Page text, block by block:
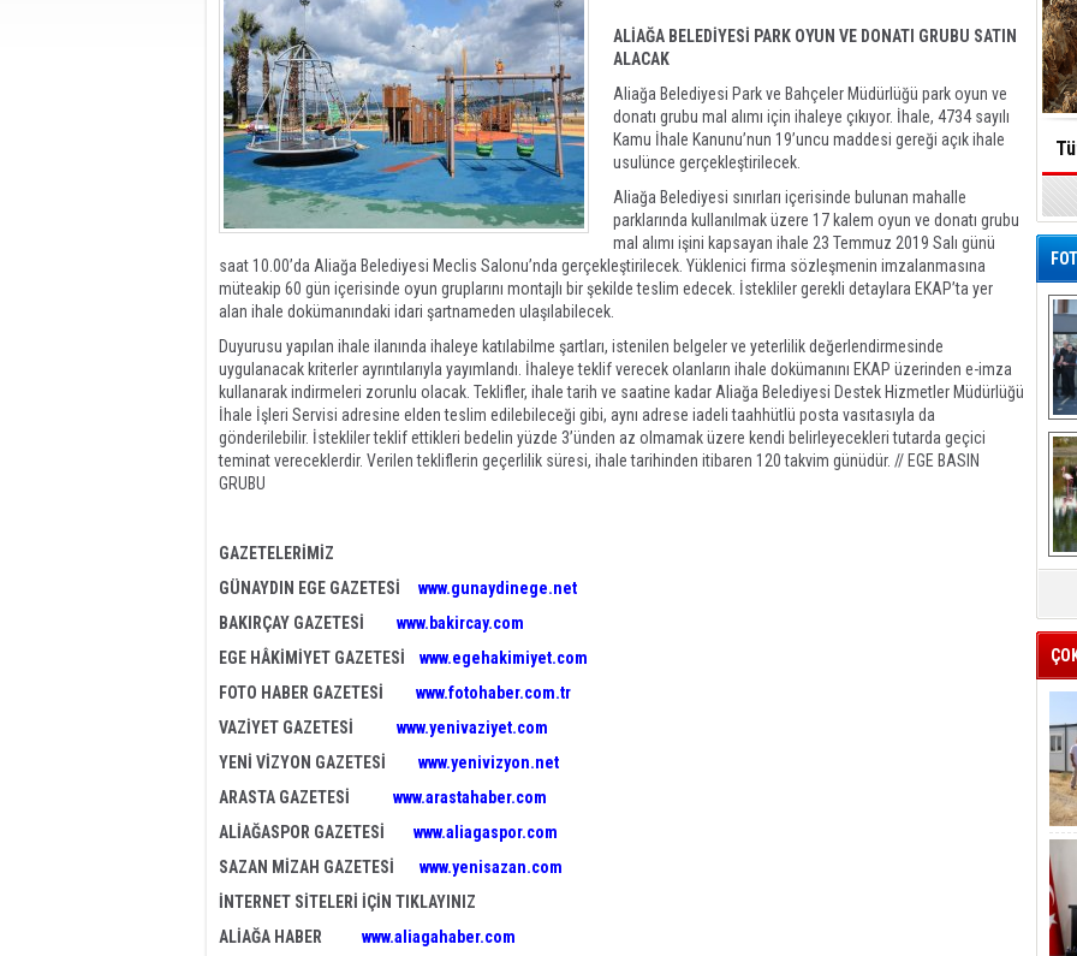
ALİAĞA BELEDİYESİ PARK OYUN VE DONATI GRUBU SATIN
ALACAK
Aliağa Belediyesi Park ve Bahçeler Müdürlüğü park oyun ve
donatı grubu mal alımı için ihaleye çıkıyor. İhale, 4734 sayılı
Kamu İhale Kanunu’nun 19’uncu maddesi gereği açık ihale
usulünce gerçekleştirilecek.
Aliağa Belediyesi sınırları içerisinde bulunan mahalle
parklarında kullanılmak üzere 17 kalem oyun ve donatı grubu
mal alımı işini kapsayan ihale 23 Temmuz 2019 Salı günü
saat 10.00’da Aliağa Belediyesi Meclis Salonu’nda gerçekleştirilecek. Yüklenici firma sözleşmenin imzalanmasına
müteakip 60 gün içerisinde oyun gruplarını montajlı bir şekilde teslim edecek. İstekliler gerekli detaylara EKAP’ta yer
alan ihale dokümanındaki idari şartnameden ulaşılabilecek.
Duyurusu yapılan ihale ilanında ihaleye katılabilme şartları, istenilen belgeler ve yeterlilik değerlendirmesinde
uygulanacak kriterler ayrıntılarıyla yayımlandı. İhaleye teklif verecek olanların ihale dokümanını EKAP üzerinden e-imza
kullanarak indirmeleri zorunlu olacak. Teklifler, ihale tarih ve saatine kadar Aliağa Belediyesi Destek Hizmetler Müdürlüğü
İhale İşleri Servisi adresine elden teslim edilebileceği gibi, aynı adrese iadeli taahhütlü posta vasıtasıyla da
gönderilebilir. İstekliler teklif ettikleri bedelin yüzde 3’ünden az olmamak üzere kendi belirleyecekleri tutarda geçici
teminat vereceklerdir. Verilen tekliflerin geçerlilik süresi, ihale tarihinden itibaren 120 takvim günüdür. // EGE BASIN
GRUBU
GAZETELERİMİZ
GÜNAYDIN EGE GAZETESİ
www.gunaydinege.net
BAKIRÇAY GAZETESİ www.bakircay.com
EGE HÂKİMİYET GAZETESİ
www.egehakimiyet.com
FOTO HABER GAZETESİ
www.fotohaber.com.tr
VAZİYET GAZETESİ www.yenivaziyet.com
YENİ VİZYON GAZETESİ
www.yenivizyon.net
ARASTA GAZETESİ www.arastahaber.com
ALİAĞASPOR GAZETESİ
www.aliagaspor.com
SAZAN MİZAH GAZETESİ
www.yenisazan.com
İNTERNET SİTELERİ İÇİN TIKLAYINIZ
ALİAĞA HABER www.aliagahaber.com